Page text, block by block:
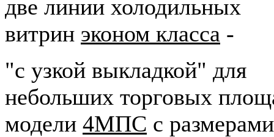
две линии холодильных
витрин эконом класса -
"с узкой выкладкой" для
небольших торговых
модели 4МПС с